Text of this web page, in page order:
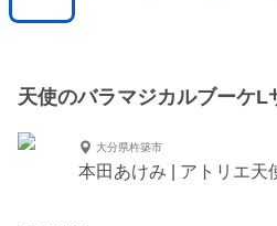
天使のバラマジカルブーケL
大分県杵築市
本田あけみ | アトリエ天